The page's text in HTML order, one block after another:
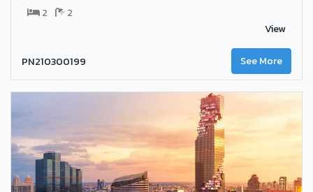
2
2
View
PN210300199 See More